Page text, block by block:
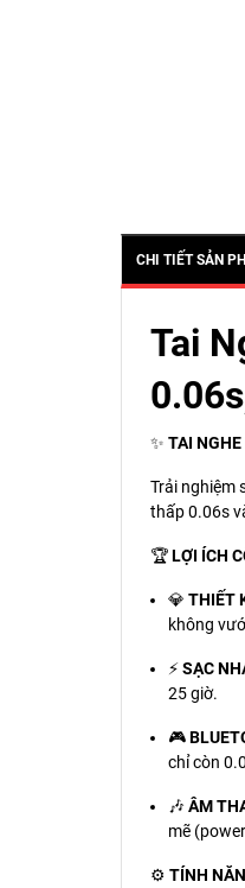
CHI TIẾT SẢN
Tai
✨ TAI
Trải nghiệm
thấp 0.06s
🏆LỢI ÍCH
💎 THIẾT
không
⚡SẠC
25 giờ.
🎮
chỉ còn
🎶 ÂM
mẽ
⚙️ TÍNH